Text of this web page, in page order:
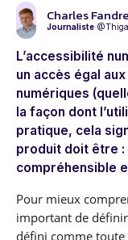
Charles Fandre
Journaliste @Thiga
L’accessibilité
un accès égal
numériques
la façon dont
pratique, cela
produit doit être
compréhensible
Pour mieux
important de définir